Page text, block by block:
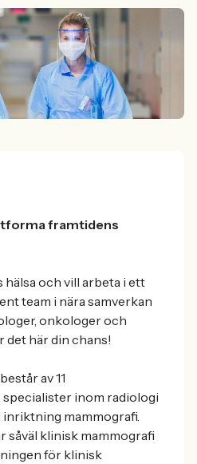
framtidens
och vill arbeta i ett
team i nära samverkan
onkologer och
här din chans!
av 11
inom radiologi
mammografi.
såväl klinisk mammografi
för klinisk